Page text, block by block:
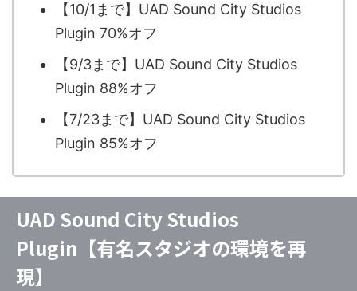
【10/1まで】UAD Sound City Studios
Plugin 70%オフ
【9/3まで】UAD Sound City Studios
Plugin 88%オフ
【7/23まで】UAD Sound City Studios
Plugin 85%オフ
UAD Sound City Studios
Plugin【有名スタジオの環境を再
現】